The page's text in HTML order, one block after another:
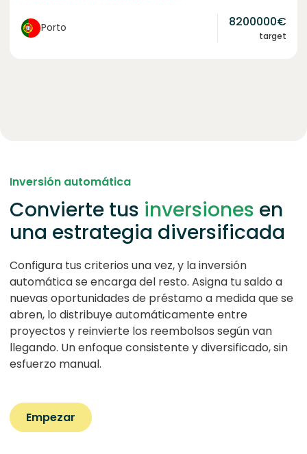
Porto 8200000€
target
Inversión automática
Convierte tus inversiones en
una estrategia diversificada
Configura tus criterios una vez, y la inversión
automática se encarga del resto. Asigna tu saldo a
nuevas oportunidades de préstamo a medida que se
abren, lo distribuye automáticamente entre
proyectos y reinvierte los reembolsos según van
llegando. Un enfoque consistente y diversificado, sin
esfuerzo manual.
Empezar